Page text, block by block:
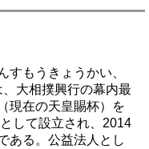
すもうきょうかい、
大相撲興行の幕内最
現在の天皇賜杯）を
して設立され、2014
ある。公益法人とし